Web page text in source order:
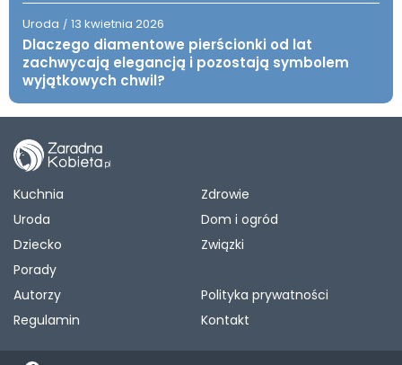
Uroda / 13 kwietnia 2026
Dlaczego diamentowe pierścionki od lat
zachwycają elegancją i pozostają symbolem
wyjątkowych chwil?
Kuchnia
Zdrowie
Uroda
Dom i ogród
Dziecko
Związki
Porady
Autorzy
Polityka prywatności
Regulamin
Kontakt